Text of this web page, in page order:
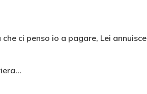
ci penso io a pagare, Lei annuisce